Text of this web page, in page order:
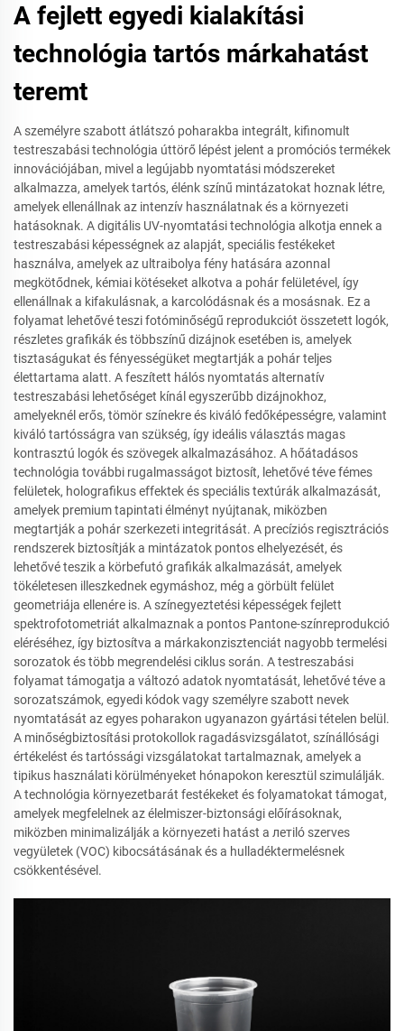
A fejlett egyedi kialakítási
technológia tartós márkahatást
teremt
A személyre szabott átlátszó poharakba integrált, kifinomult
testreszabási technológia úttörő lépést jelent a promóciós termékek
innovációjában, mivel a legújabb nyomtatási módszereket
alkalmazza, amelyek tartós, élénk színű mintázatokat hoznak létre,
amelyek ellenállnak az intenzív használatnak és a környezeti
hatásoknak. A digitális UV-nyomtatási technológia alkotja ennek a
testreszabási képességnek az alapját, speciális festékeket
használva, amelyek az ultraibolya fény hatására azonnal
megkötődnek, kémiai kötéseket alkotva a pohár felületével, így
ellenállnak a kifakulásnak, a karcolódásnak és a mosásnak. Ez a
folyamat lehetővé teszi fotóminőségű reprodukciót összetett logók,
részletes grafikák és többszínű dizájnok esetében is, amelyek
tisztaságukat és fényességüket megtartják a pohár teljes
élettartama alatt. A feszített hálós nyomtatás alternatív
testreszabási lehetőséget kínál egyszerűbb dizájnokhoz,
amelyeknél erős, tömör színekre és kiváló fedőképességre, valamint
kiváló tartósságra van szükség, így ideális választás magas
kontrasztú logók és szövegek alkalmazásához. A hőátadásos
technológia további rugalmasságot biztosít, lehetővé téve fémes
felületek, holografikus effektek és speciális textúrák alkalmazását,
amelyek premium tapintati élményt nyújtanak, miközben
megtartják a pohár szerkezeti integritását. A precíziós regisztrációs
rendszerek biztosítják a mintázatok pontos elhelyezését, és
lehetővé teszik a körbefutó grafikák alkalmazását, amelyek
tökéletesen illeszkednek egymáshoz, még a görbült felület
geometriája ellenére is. A színegyeztetési képességek fejlett
spektrofotometriát alkalmaznak a pontos Pantone-színreprodukció
eléréséhez, így biztosítva a márkakonzisztenciát nagyobb termelési
sorozatok és több megrendelési ciklus során. A testreszabási
folyamat támogatja a változó adatok nyomtatását, lehetővé téve a
sorozatszámok, egyedi kódok vagy személyre szabott nevek
nyomtatását az egyes poharakon ugyanazon gyártási tételen belül.
A minőségbiztosítási protokollok ragadásvizsgálatot, színállósági
értékelést és tartóssági vizsgálatokat tartalmaznak, amelyek a
tipikus használati körülményeket hónapokon keresztül szimulálják.
A technológia környezetbarát festékeket és folyamatokat támogat,
amelyek megfelelnek az élelmiszer-biztonsági előírásoknak,
miközben minimalizálják a környezeti hatást a летiló szerves
vegyületek (VOC) kibocsátásának és a hulladéktermelésnek
csökkentésével.